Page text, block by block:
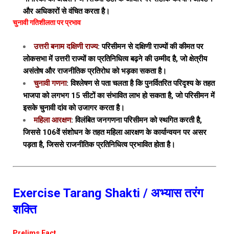
और अधिकारों से वंचित करता है।
चुनावी गतिशीलता पर प्रभाव
उत्तरी बनाम दक्षिणी राज्य: परिसीमन से दक्षिणी राज्यों की कीमत पर
लोकसभा में उत्तरी राज्यों का प्रतिनिधित्व बढ़ने की उम्मीद है, जो क्षेत्रीय
असंतोष और राजनीतिक प्रतिरोध को भड़का सकता है।
चुनावी गणना: विश्लेषण से पता चलता है कि पुनर्वितरित परिदृश्य के तहत
भाजपा को लगभग 15 सीटों का संभावित लाभ हो सकता है, जो परिसीमन में
इसके चुनावी दांव को उजागर करता है।
महिला आरक्षण: विलंबित जनगणना परिसीमन को स्थगित करती है,
जिससे 106वें संशोधन के तहत महिला आरक्षण के कार्यान्वयन पर असर
पड़ता है, जिससे राजनीतिक प्रतिनिधित्व प्रभावित होता है।
Exercise Tarang Shakti / अभ्यास तरंग
शक्ति